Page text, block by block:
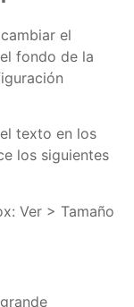
el
fondo de la
texto en los
los siguientes
Ver > Tamaño